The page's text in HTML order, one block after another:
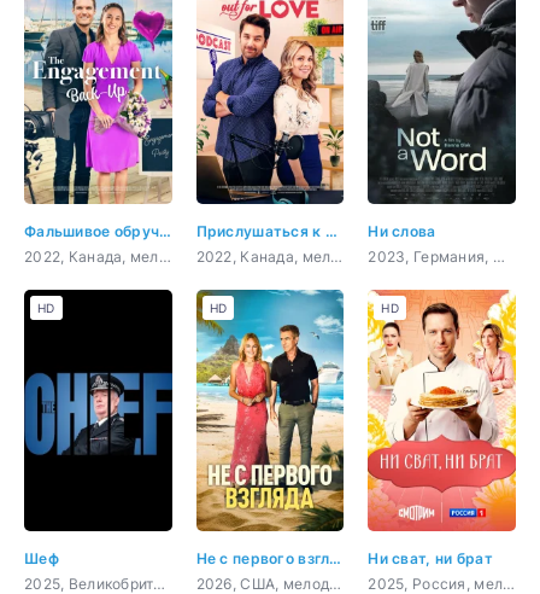
Фальшивое обручение
2022, Канада, мелодрама, комедия
Прислушаться к любви
2022, Канада, мелодрама, комедия
Ни слова
2023, Германия, Словения, Франция, драма
Шеф
2025, Великобритания, комедия
HD
Не с первого взгляда
2026, США, мелодрама, комедия
HD
Ни сват, ни брат
2025, Россия, мелодрама
HD